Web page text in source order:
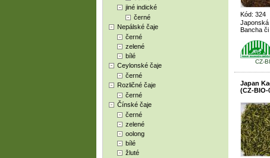
jiné indické
černé
Nepálské čaje
černé
zelené
bílé
Ceylonské čaje
černé
Rozličné čaje
černé
Čínské čaje
černé
zelené
oolong
bílé
žluté
Kód: 324
Japonská
Bancha či
CZ-
Japan
(CZ-BIO-